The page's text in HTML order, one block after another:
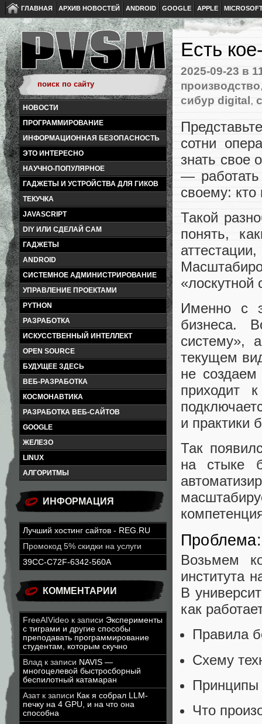
ГЛАВНАЯ АРХИВ НОВОСТЕЙ ANDROID GOOGLE APPLE
НОВОСТИ
ПРОГРАММИРОВАНИЕ
ИНФОРМАЦИОННАЯ БЕЗОПАСНОСТЬ
ЭТО ИНТЕРЕСНО
НАУЧНО-ПОПУЛЯРНОЕ
ГАДЖЕТЫ И УСТРОЙСТВА ДЛЯ ГИКОВ
ТЕКУЧКА
JAVASCRIPT
DIY ИЛИ СДЕЛАЙ САМ
ГАДЖЕТЫ
ANDROID
СИСТЕМНОЕ АДМИНИСТРИРОВАНИЕ
УПРАВЛЕНИЕ ПРОЕКТАМИ
PYTHON
РАЗРАБОТКА
ИСКУССТВЕННЫЙ ИНТЕЛЛЕКТ
OPEN SOURCE
БУДУЩЕЕ ЗДЕСЬ
ВЕБ-РАЗРАБОТКА
КОСМОНАВТИКА
РАЗРАБОТКА ВЕБ-САЙТОВ
GOOGLE
ЖЕЛЕЗО
LINUX
АЛГОРИТМЫ
ИНФОРМАЦИЯ
Лучший хостинг сайтов - REG.RU
Промокод 5% скидки на услуги
39CC-C72F-6342-560A
КОММЕНТАРИИ
FreeAIVideo к записи Эксперименты
с тиграми и другие способы
преподавать программирование
студентам, которым скучно
Влад к записи NAVIS —
многоцелевой быстросборный
беспилотный катамаран
Азатк записи Как я собрал LLM-
печку на 4 GPU, и на что она
способна
Есть
2025-09-23 в
производство
сибур digital,
сотни
знать свое
—
своему: кто
Такой
понять,
«лоскутной
Именно с
бизнеса.
систему»,
текущем
не создаем
приходит
и практики
Так
на стыке
Возьмем
института
В
как
Правила
Схему
Принципы
Что